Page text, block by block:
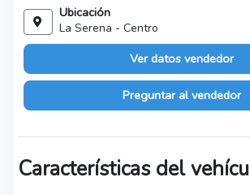
Ubicación
La Serena - Centro
Ver datos vendedor
Preguntar al vendedor
Características del